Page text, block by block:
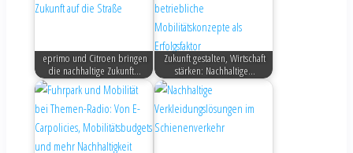
eprimo und Citroen bringen
die nachhaltige Zukunft…
Zukunft gestalten, Wirtschaft
stärken: Nachhaltige…